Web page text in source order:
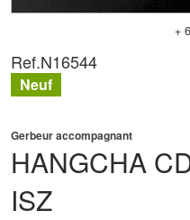
+
HANGCHA
ISZ
Gerbeur accompagnant
Ref.N16544
Neuf